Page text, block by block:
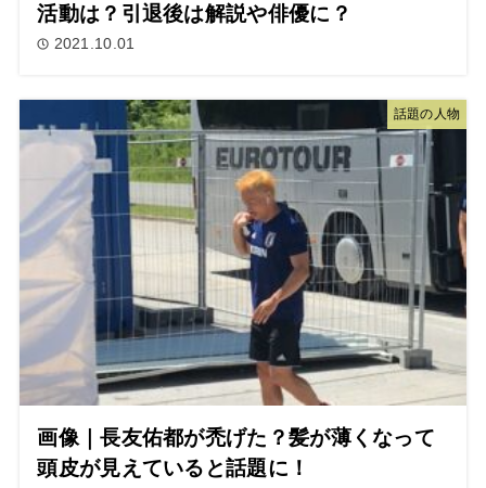
活動は？引退後は解説や俳優に？
2021.10.01
話題の人物
画像｜長友佑都が禿げた？髪が薄くなって
頭皮が見えていると話題に！